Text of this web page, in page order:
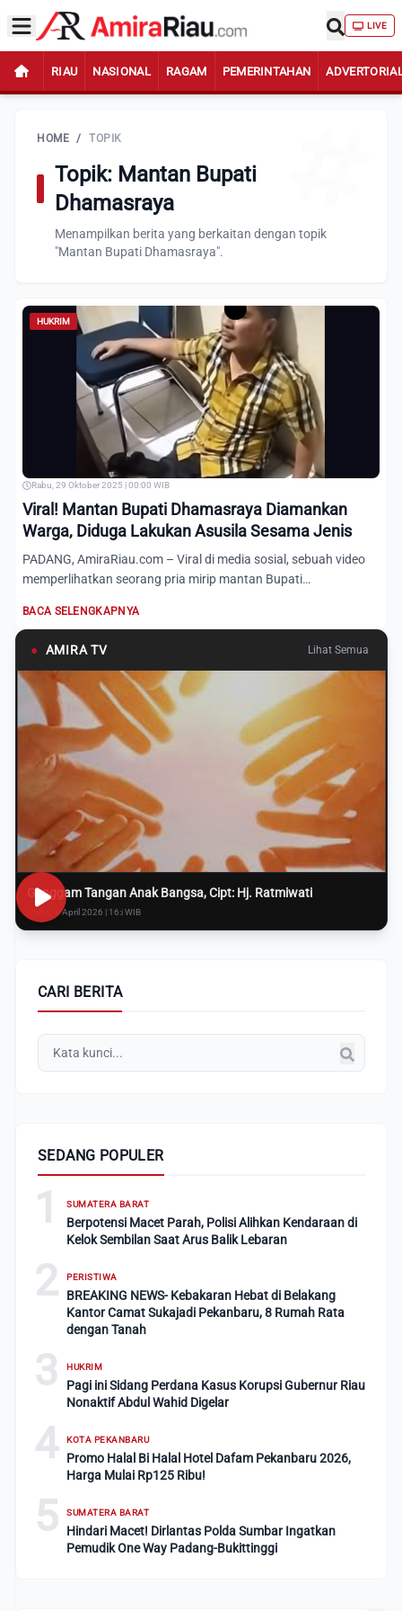
LIVE
RIAU NASIONAL RAGAM PEMERINTAHAN
HOME / TOPIK
Topik: Mantan Bupati
Dhamasraya
Menampilkan berita yang berkaitan dengan topik
"Mantan Bupati Dhamasraya".
HUKRIM
Rabu, 29 Oktober 2025 | 00:00 WIB
Viral! Mantan Bupati Dhamasraya Diamankan
Warga, Diduga Lakukan Asusila Sesama Jenis
PADANG, AmiraRiau.com – Viral di media sosial, sebuah video
memperlihatkan seorang pria mirip mantan Bupati
BACA SELENGKAPNYA
● AMIRA TV Lihat Semua
Genggam Tangan Anak Bangsa, Cipt: Hj. Ratmiwati
Rabu, 8 April 2026 | 16:i WIB
CARI BERITA
SEDANG POPULER
1 SUMATERA BARAT
Berpotensi Macet Parah, Polisi Alihkan Kendaraan di
Kelok Sembilan Saat Arus Balik Lebaran
2 PERISTIWA
BREAKING NEWS- Kebakaran Hebat di Belakang
Kantor Camat Sukajadi Pekanbaru, 8 Rumah Rata
dengan Tanah
3 HUKRIM
Pagi ini Sidang Perdana Kasus Korupsi Gubernur Riau
Nonaktif Abdul Wahid Digelar
4 KOTA PEKANBARU
Promo Halal Bi Halal Hotel Dafam Pekanbaru 2026,
Harga Mulai Rp125 Ribu!
5 SUMATERA BARAT
Hindari Macet! Dirlantas Polda Sumbar Ingatkan
Pemudik One Way Padang-Bukittinggi